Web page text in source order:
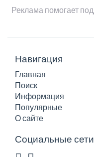
Навигация
Главная
Поиск
Информация
Популярные
О сайте
Социальные сети